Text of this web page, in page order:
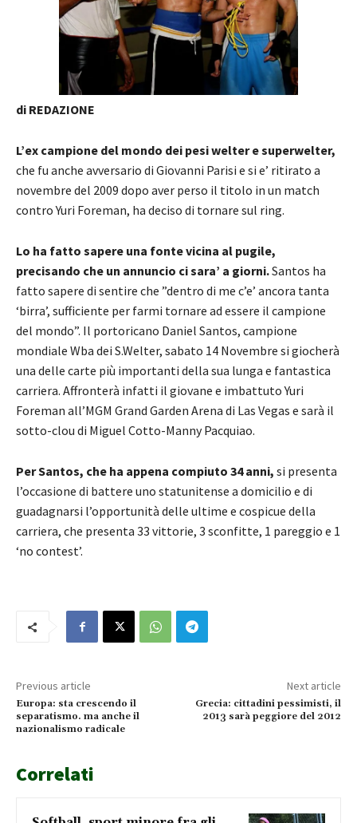
di REDAZIONE
L’ex campione del mondo dei pesi welter e superwelter,
che fu anche avversario di Giovanni Parisi e si e’ ritirato a
novembre del 2009 dopo aver perso il titolo in un match
contro Yuri Foreman, ha deciso di tornare sul ring.
Lo ha fatto sapere una fonte vicina al pugile,
precisando che un annuncio ci sara’ a giorni.Santos ha
fatto sapere di sentire che ”dentro di me c’e’ ancora tanta
‘birra’, sufficiente per farmi tornare ad essere il campione
del mondo”. Il portoricano Daniel Santos, campione
mondiale Wba dei S.Welter, sabato 14 Novembre si giocherà
una delle carte più importanti della sua lunga e fantastica
carriera. Affronterà infatti il giovane e imbattuto Yuri
Foreman all’MGM Grand Garden Arena di Las Vegas e sarà il
sotto-clou di Miguel Cotto-Manny Pacquiao.
Per Santos, che ha appena compiuto 34 anni, si presenta
l’occasione di battere uno statunitense a domicilio e di
guadagnarsi l’opportunità delle ultime e cospicue della
carriera, che presenta 33 vittorie, 3 sconfitte, 1 pareggio e 1
‘no contest’.
Previous article
Europa: sta crescendo il
separatismo. ma anche il
nazionalismo radicale
Next article
Grecia: cittadini pessimisti, il
2013 sarà peggiore del 2012
Correlati